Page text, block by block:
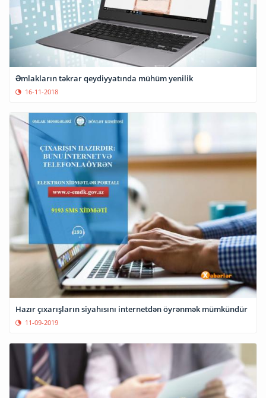
Əmlakların təkrar qeydiyyatında mühüm yenilik
16-11-2018
Hazır çıxarışların siyahısını internetdən öyrənmək mümkündür
11-09-2019